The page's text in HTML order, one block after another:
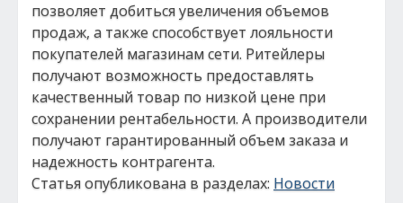
позволяет добиться увеличения объемов
продаж, а также способствует лояльности
покупателей магазинам сети. Ритейлеры
получают возможность предоставлять
качественный товар по низкой цене при
сохранении рентабельности. А производители
получают гарантированный объем заказа и
надежность контрагента.
Статья опубликована в разделах: Новости